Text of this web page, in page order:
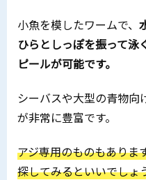
小魚を模したワームで、
ひらとしっぽを振って泳
ピールが可能です。
シーバスや大型の青物向
が非常に豊富です。
アジ専用のものもありま
探してみるといいでしょ